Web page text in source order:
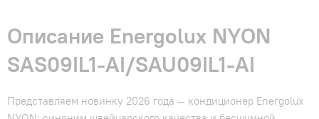
Описание Energolux NYON
SAS09IL1-AI/SAU09IL1-AI
Представляем новинку 2026 года — кондиционер Energolux